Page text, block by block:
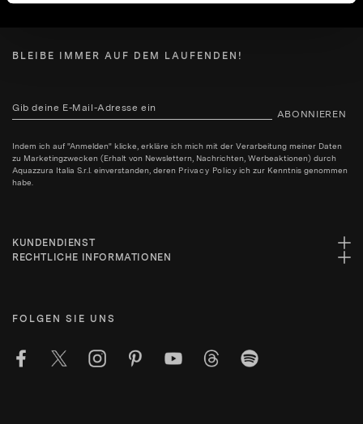
BLEIBE IMMER AUF DEM LAUFENDEN!
ABONNIEREN
Indem ich auf "Anmelden" klicke, erkläre ich mich mit der Verarbeitung meiner Daten
zu Marketingzwecken (Erhalt von Newslettern, Nachrichten, Werbeaktionen) durch
Aquazzura Italia S.r.l. einverstanden, deren Privacy Policy ich zur Kenntnis genommen
habe.
KUNDENDIENST
RECHTLICHE INFORMATIONEN
FOLGEN SIE UNS